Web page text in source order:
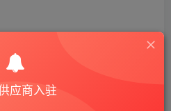
END
应商入驻